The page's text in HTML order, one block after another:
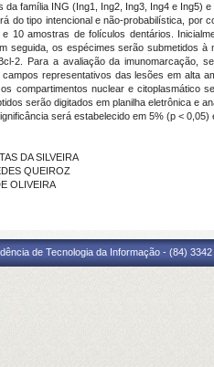
família ING (Ing1, Ing2, Ing3, Ing4 e
do tipo intencional e não-probabilística,
10 amostras de folículos dentários.
seguida, os espécimes serão submetidos
2. Para a avaliação da imunomarcação,
representativos das lesões em alta
compartimentos nuclear e citoplasmático
serão digitados em planilha eletrônica e
será estabelecido em 5% (p <
DA SILVEIRA
QUEIROZ
OLIVEIRA
de Tecnologia da Informação - (84)